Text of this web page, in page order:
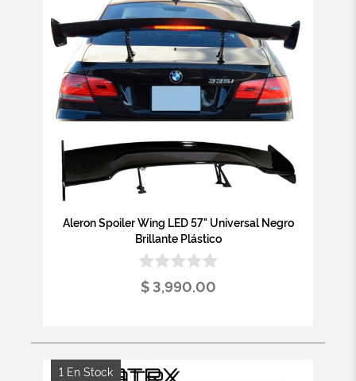
Aleron Spoiler Wing LED 57" Universal Negro
Brillante Plástico
$ 3,990.00
1 En Stock